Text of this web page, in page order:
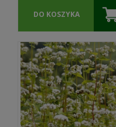
DO KOSZYKA